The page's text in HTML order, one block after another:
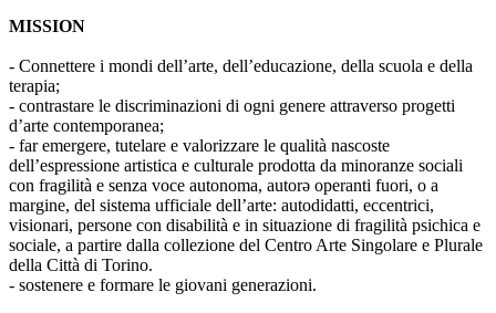
MISSION
- Connettere i mondi dell’arte, dell’educazione, della scuola e della
terapia;
- contrastare le discriminazioni di ogni genere attraverso progetti
d’arte contemporanea;
- far emergere, tutelare e valorizzare le qualità nascoste
dell’espressione artistica e culturale prodotta da minoranze sociali
con fragilità e senza voce autonoma, autorə operanti fuori, o a
margine, del sistema ufficiale dell’arte: autodidatti, eccentrici,
visionari, persone con disabilità e in situazione di fragilità psichica e
sociale, a partire dalla collezione del Centro Arte Singolare e Plurale
della Città di Torino.
- sostenere e formare le giovani generazioni.